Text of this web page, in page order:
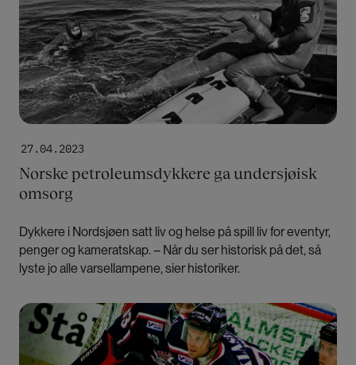
27.04.2023
Norske petroleumsdykkere ga undersjøisk
omsorg
Dykkere i Nordsjøen satt liv og helse på spill liv for eventyr,
penger og kameratskap. – Når du ser historisk på det, så
lyste jo alle varsellampene, sier historiker.
Bilde